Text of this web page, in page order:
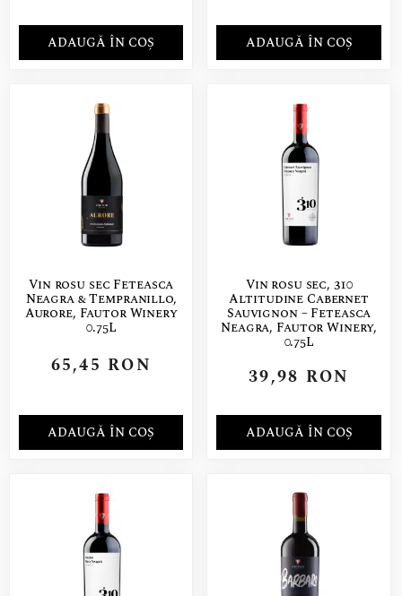
ADAUGĂ ÎN COȘ ADAUGĂ ÎN COȘ
Vin rosu sec Feteasca
Neagra & Tempranillo,
Aurore, Fautor Winery
0.75L
65,45 RON
ADAUGĂ ÎN COȘ
Vin rosu sec, 310
Altitudine Cabernet
Sauvignon – Feteasca
Neagra, Fautor Winery,
0.75L
39,98 RON
ADAUGĂ ÎN COȘ